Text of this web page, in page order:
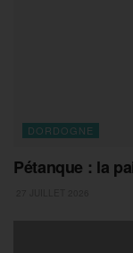
DORDOGNE
Pétanque : la